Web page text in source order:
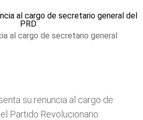
al cargo de secretario general
su renuncia al cargo de
Partido Revolucionario